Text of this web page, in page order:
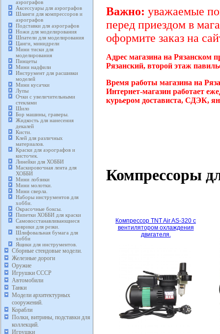
аэрографов
Аксессуары для аэрографов
Шланги для компрессоров и
аэрографов
Подставки для аэрографов
Ножи для моделирования
Шпатели для моделирования
Цанги, минидрели
Мини тиски для
моделирования
Пинцеты
Мини надфили
Инструмент для расшивки
моделей
Мини кусачки
Лупы
Очки с увеличительными
стеклами
Шило
Бор машины, граверы.
Жидкость для нанесения
декалей
Кисти.
Клей для различных
материалов.
Краски для аэрографов и
кисточек.
Линейки для ХОББИ
Маскировочная лента для
ХОББИ
Мини лобзики
Мини молотки.
Мини сверла.
Наборы инструментов для
хобби.
Окрасочные боксы.
Пипетки ХОББИ для краски
Самовосстанавливающиеся
коврики для резки.
Шлифовальная бумага для
хобби
Ящики для инструментов.
Сборные стендовые модели.
Железные дороги
Оружие
Игрушки СССР
Автомобили
Танки
Модели архитектурных
сооружений.
Корабли
Полки, витрины, подставки для
коллекций.
Игрушки
Важно: уважаемые
перед приездом в
оформите заказ на
Адрес магазина на Рязанском
Рязанский, второй этаж
Время работы магазина на
Интернет-магазин работает
курьером достависта, СДЭК,
Компрессоры
Компрессор TNT Air AS-320 с
вентилятором охлаждения
двигателя.